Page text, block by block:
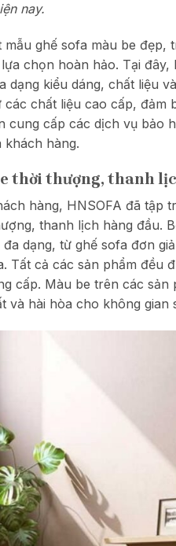
nay.
mẫu ghế sofa màu be đẹp,
chọn hoàn hảo. Tại
dạng kiểu dáng, chất liệu
chất liệu cao cấp, đảm
cung cấp các dịch vụ bảo
khách hàng.
thời thượng, thanh
hàng, HNSOFA đã tập
thanh lịch hàng đầu.
đa dạng, từ ghế sofa đơn
Tất cả các sản phẩm đều
cấp. Màu be trên các
và hài hòa cho không gian